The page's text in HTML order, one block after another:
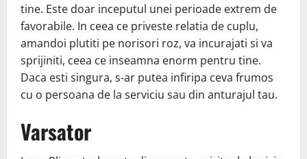
tine. Este doar inceputul unei perioade extrem de
favorabile. In ceea ce priveste relatia de cuplu,
amandoi plutiti pe norisori roz, va incurajati si va
sprijiniti, ceea ce inseamna enorm pentru tine.
Daca esti singura, s-ar putea infiripa ceva frumos
cu o persoana de la serviciu sau din anturajul tau.
Varsator